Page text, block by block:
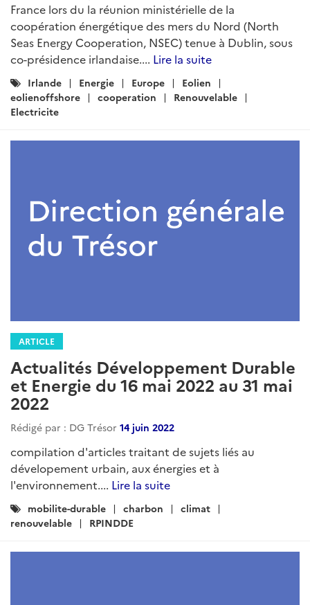
France lors du la réunion ministérielle de la
coopération énergétique des mers du Nord (North
Seas Energy Cooperation, NSEC) tenue à Dublin, sous
co-présidence irlandaise.... Lire la suite
Catégories
:
Irlande Energie Europe
Eolien
eolienoffshore
cooperation
Renouvelable
Electricite
ARTICLE
Actualités Développement Durable
et Energie du 16 mai 2022 au 31 mai
2022
Rédigé par : DG Trésor 14 juin 2022
compilation d'articles traitant de sujets liés au
dévelopement urbain, aux énergies et à
l'environnement.... Lire la suite
Catégories
:
mobilite-durable charbon
climat
renouvelable
RPINDDE